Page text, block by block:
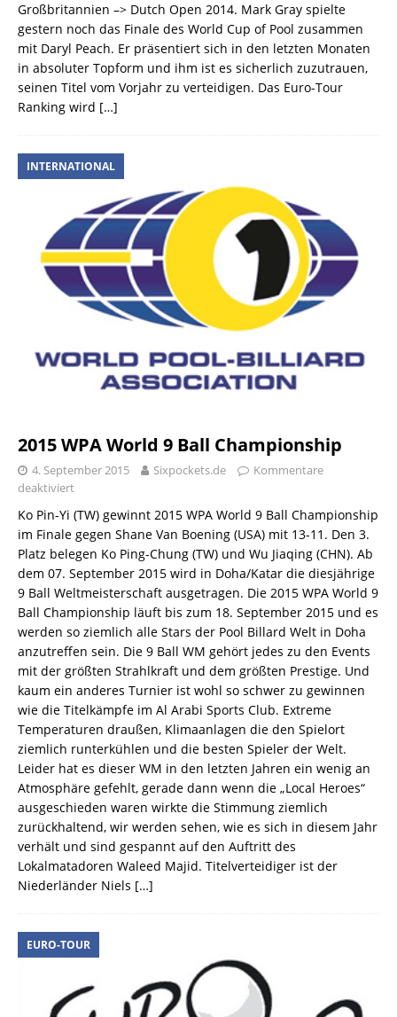
Großbritannien –> Dutch Open 2014. Mark Gray spielte
gestern noch das Finale des World Cup of Pool zusammen
mit Daryl Peach. Er präsentiert sich in den letzten Monaten
in absoluter Topform und ihm ist es sicherlich zuzutrauen,
seinen Titel vom Vorjahr zu verteidigen. Das Euro-Tour
Ranking wird […]
INTERNATIONAL
2015 WPA World 9 Ball Championship
4. September 2015 Sixpockets.de
Kommentare
deaktiviert
Ko Pin-Yi (TW) gewinnt 2015 WPA World 9 Ball Championship
im Finale gegen Shane Van Boening (USA) mit 13-11. Den 3.
Platz belegen Ko Ping-Chung (TW) und Wu Jiaqing (CHN). Ab
dem 07. September 2015 wird in Doha/Katar die diesjährige
9 Ball Weltmeisterschaft ausgetragen. Die 2015 WPA World 9
Ball Championship läuft bis zum 18. September 2015 und es
werden so ziemlich alle Stars der Pool Billard Welt in Doha
anzutreffen sein. Die 9 Ball WM gehört jedes zu den Events
mit der größten Strahlkraft und dem größten Prestige. Und
kaum ein anderes Turnier ist wohl so schwer zu gewinnen
wie die Titelkämpfe im Al Arabi Sports Club. Extreme
Temperaturen draußen, Klimaanlagen die den Spielort
ziemlich runterkühlen und die besten Spieler der Welt.
Leider hat es dieser WM in den letzten Jahren ein wenig an
Atmosphäre gefehlt, gerade dann wenn die „Local Heroes“
ausgeschieden waren wirkte die Stimmung ziemlich
zurückhaltend, wir werden sehen, wie es sich in diesem Jahr
verhält und sind gespannt auf den Auftritt des
Lokalmatadoren Waleed Majid. Titelverteidiger ist der
Niederländer Niels […]
EURO-TOUR